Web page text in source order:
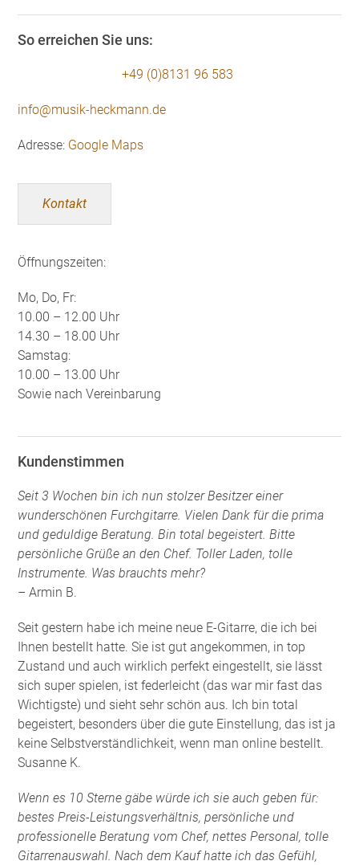
So erreichen Sie uns:
+49 (0)8131 96 583
info@musik-heckmann.de
Adresse: Google Maps
Kontakt
Öffnungszeiten:
Mo, Do, Fr:
10.00 – 12.00 Uhr
14.30 – 18.00 Uhr
Samstag:
10.00 – 13.00 Uhr
Sowie nach Vereinbarung
Kundenstimmen
Seit 3 Wochen bin ich nun stolzer Besitzer einer
wunderschönen Furchgitarre. Vielen Dank für die prima
und geduldige Beratung. Bin total begeistert. Bitte
persönliche Grüße an den Chef. Toller Laden, tolle
Instrumente. Was brauchts mehr?
– Armin B.
Seit gestern habe ich meine neue E-Gitarre, die ich bei
Ihnen bestellt hatte. Sie ist gut angekommen, in top
Zustand und auch wirklich perfekt eingestellt, sie lässt
sich super spielen, ist federleicht (das war mir fast das
Wichtigste) und sieht sehr schön aus. Ich bin total
begeistert, besonders über die gute Einstellung, das ist ja
keine Selbstverständlichkeit, wenn man online bestellt.
Susanne K.
Wenn es 10 Sterne gäbe würde ich sie auch geben für:
bestes Preis-Leistungsverhältnis, persönliche und
professionelle Beratung vom Chef, nettes Personal, tolle
Gitarrenauswahl. Nach dem Kauf hatte ich das Gefühl,